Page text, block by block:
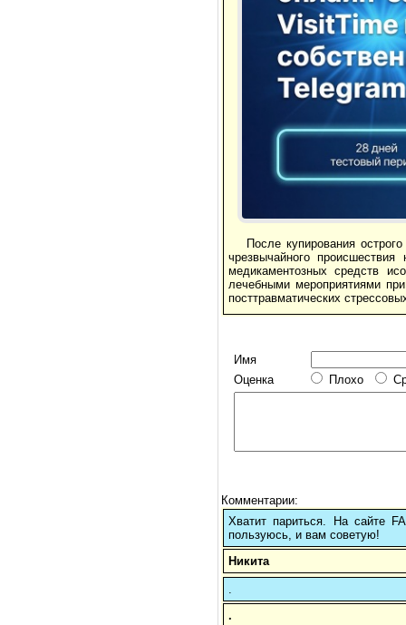
После купирования
чрезвычайного происшествия
медикаментозных средств
лечебными мероприятиями
посттравматических
Имя
Оценка
Плохо
Комментарии:
Хватит париться. На сайте
пользуюсь, и вам советую!
Никита
.